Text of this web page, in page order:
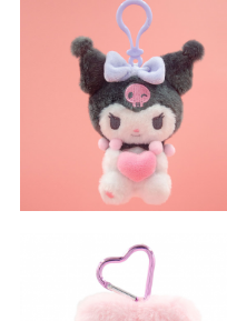
甜心系列库洛米小吊饰